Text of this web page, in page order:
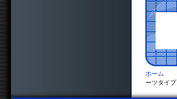
ホーム
ーツタイプ